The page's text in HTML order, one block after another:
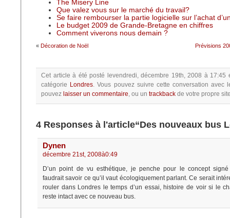
The Misery Line
Que valez vous sur le marché du travail?
Se faire rembourser la partie logicielle sur l’achat
Le budget 2009 de Grande-Bretagne en chiffres
Comment viverons nous demain ?
« Décoration de Noël Prévisions
Cet article à été posté levendredi, décembre 19th, 2008 à 17:45
catégorie Londres.Vous pouvez suivre cette conversation avec
pouvez laisser un commentaire, ou un trackback de votre propre
4 Responses à l'article“Des nouveaux bus
Dynen
décembre 21st, 2008à0:49
D’un point de vu esthétique, je penche pour le concept signé
faudrait savoir ce qu’il vaut écologiquement parlant. Ce serait
rouler dans Londres le temps d’un essai, histoire de voir si le
reste intact avec ce nouveau bus.